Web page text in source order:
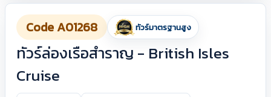
Code A01268 ทัวร์มาตรฐานสูง
ทัวร์ล่องเรือสำราญ - British Isles
Cruise